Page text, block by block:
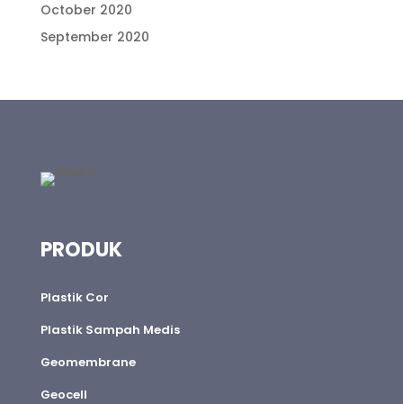
October 2020
September 2020
PRODUK
Plastik Cor
Plastik Sampah Medis
Geomembrane
Geocell